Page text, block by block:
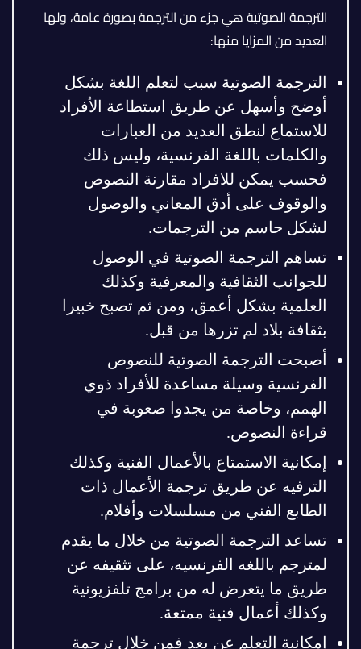
الترجمة الصوتية هي جزء من الترجمة بصورة عامة، ولها
العديد من المزايا منها:
الترجمة الصوتية سبب لتعلم اللغة بشكل
أوضح وأسهل عن طريق استطاعة الأفراد
للاستماع لنطق العديد من العبارات
والكلمات باللغة الفرنسية، وليس ذلك
فحسب يمكن للافراد مقارنة النصوص
والوقوف على أدق المعاني والوصول
لشكل حاسم من الترجمات.
تساهم الترجمة الصوتية في الوصول
للجوانب الثقافية والمعرفية وكذلك
العلمية بشكل أعمق، ومن ثم تصبح خبيرا
بثقافة بلاد لم تزرها من قبل.
أصبحت الترجمة الصوتية للنصوص
الفرنسية وسيلة مساعدة للأفراد ذوي
الهمم، وخاصة من يجدوا صعوبة في
قراءة النصوص.
إمكانية الاستمتاع بالأعمال الفنية وكذلك
الترفيه عن طريق ترجمة الأعمال ذات
الطابع الفني من مسلسلات وأفلام.
تساعد الترجمة الصوتية من خلال ما يقدم
لمترجم باللغه الفرنسيه، على تثقيفه عن
طريق ما يتعرض له من برامج تلفزيونية
وكذلك أعمال فنية ممتعة.
إمكانية التعلم عن بعد فمن خلال ترجمة